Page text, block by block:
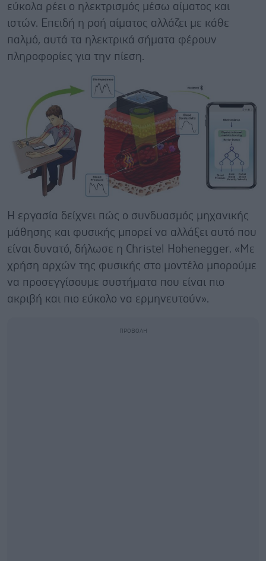
εύκολα ρέει ο ηλεκτρισμός μέσω αίματος και
ιστών. Επειδή η ροή αίματος αλλάζει με κάθε
παλμό, αυτά τα ηλεκτρικά σήματα φέρουν
πληροφορίες για την πίεση.
Η εργασία δείχνει πώς ο συνδυασμός μηχανικής
μάθησης και φυσικής μπορεί να αλλάξει αυτό που
είναι δυνατό, δήλωσε η Christel Hohenegger. «Με
χρήση αρχών της φυσικής στο μοντέλο μπορούμε
να προσεγγίσουμε συστήματα που είναι πιο
ακριβή και πιο εύκολο να ερμηνευτούν».